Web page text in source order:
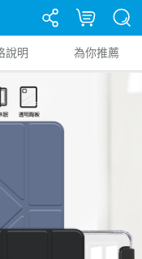
說明 為你推薦